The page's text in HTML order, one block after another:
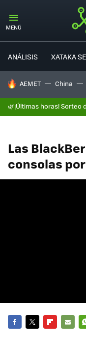
MENÚ
ANÁLISIS XATAKA
HOY SE HABLA DE
AEMET China
🌿¡Últimas horas!
Las
consolas